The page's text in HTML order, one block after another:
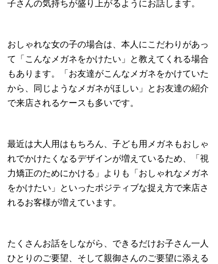
子さんの気持ちが盛り上がるようにお話します。
おしゃれな女の子の場合は、本人にこだわりがあっ
て「こんなメガネをかけたい」と教えてくれる場合
もあります。「お友達がこんなメガネをかけていた
から、同じようなメガネがほしい」とお友達の紹介
で来店されるケースも多いです。
最近は大人用はもちろん、子ども用メガネもおしゃ
れでかけたくなるデザインが増えているため、「視
力矯正のためにかける」よりも「おしゃれなメガネ
をかけたい」といったポジティブな捉え方で来店さ
れるお客様が増えています。
たくさんお話をしながら、できるだけお子さん一人
ひとりのご要望、そして親御さんのご要望に添える